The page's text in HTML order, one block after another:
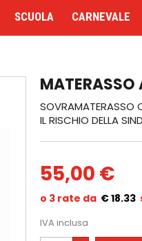
SCUOLA CARNEVALE
MATERASSO
SOVRAMATERASSO
IL RISCHIO DELLA
55,00 €
€ 18.33
IVA inclusa